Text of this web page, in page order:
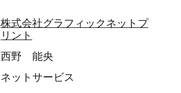
株式会社グラフィックネットプ
リント
西野 能央
ネットサービス